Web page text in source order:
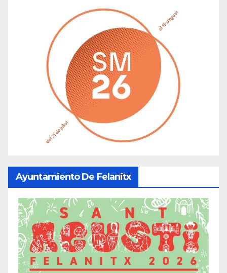
Ayuntamiento De Felanitx